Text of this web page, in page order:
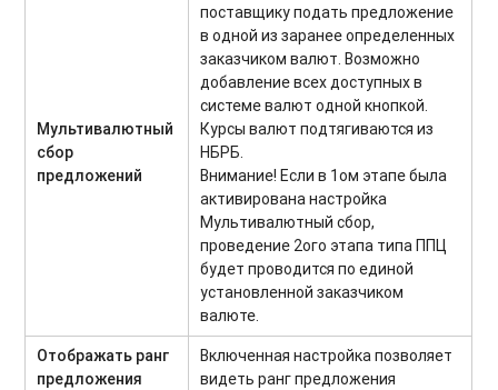
Мультивалютный
сбор
предложений
поставщику подать предложение
в одной из заранее определенных
заказчиком валют. Возможно
добавление всех доступных в
системе валют одной кнопкой.
Курсы валют подтягиваются из
НБРБ.
Внимание! Если в 1ом этапе была
активирована настройка
Мультивалютный сбор,
проведение 2ого этапа типа ППЦ
будет проводится по единой
установленной заказчиком
валюте.
Отображать ранг
предложения
Включенная настройка позволяет
видеть ранг предложения